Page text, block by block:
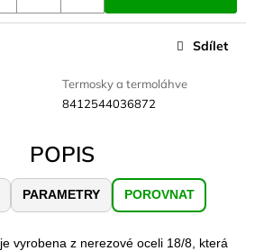
Termosky a termoláhve
8412544036872
Sdílet
POPIS
PARAMETRY POROVNAT
je vyrobena z nerezové oceli 18/8, která